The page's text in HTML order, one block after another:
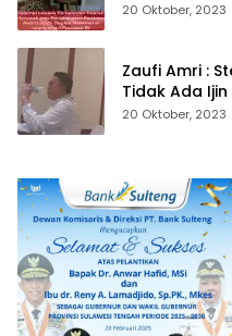
20 Oktober, 2023
Zaufi Amri :
Tidak Ada
20 Oktober, 2023